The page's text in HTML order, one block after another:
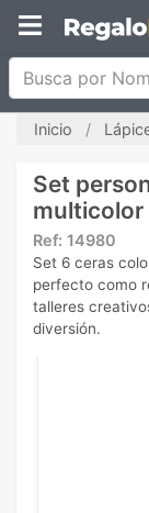
Busca por
Inicio
Set
multicolor
Ref: 14980
Set 6 ceras
perfecto como
talleres
diversión.